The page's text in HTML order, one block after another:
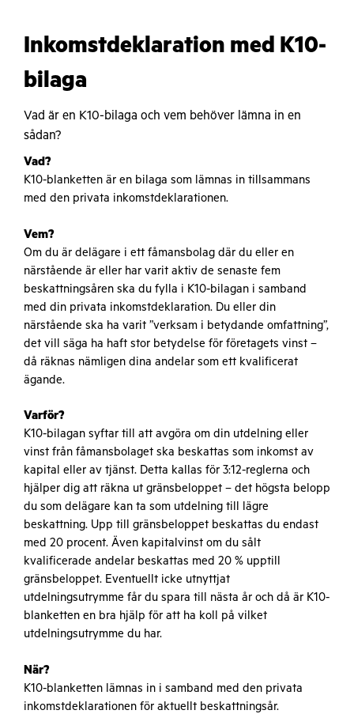
Inkomstdeklaration med K10-
bilaga
Vad är en K10-bilaga och vem behöver lämna in en
sådan?
Vad?
K10-blanketten är en bilaga som lämnas in tillsammans
med den privata inkomstdeklarationen.
Vem?
Om du är delägare i ett fåmansbolag där du eller en
närstående är eller har varit aktiv de senaste fem
beskattningsåren ska du fylla i K10-bilagan i samband
med din privata inkomstdeklaration. Du eller din
närstående ska ha varit ”verksam i betydande omfattning”,
det vill säga ha haft stor betydelse för företagets vinst –
då räknas nämligen dina andelar som ett kvalificerat
ägande.
Varför?
K10-bilagan syftar till att avgöra om din utdelning eller
vinst från fåmansbolaget ska beskattas som inkomst av
kapital eller av tjänst. Detta kallas för 3:12-reglerna och
hjälper dig att räkna ut gränsbeloppet – det högsta belopp
du som delägare kan ta som utdelning till lägre
beskattning. Upp till gränsbeloppet beskattas du endast
med 20 procent. Även kapitalvinst om du sålt
kvalificerade andelar beskattas med 20 % upptill
gränsbeloppet. Eventuellt icke utnyttjat
utdelningsutrymme får du spara till nästa år och då är K10-
blanketten en bra hjälp för att ha koll på vilket
utdelningsutrymme du har.
När?
K10-blanketten lämnas in i samband med den privata
inkomstdeklarationen för aktuellt beskattningsår.